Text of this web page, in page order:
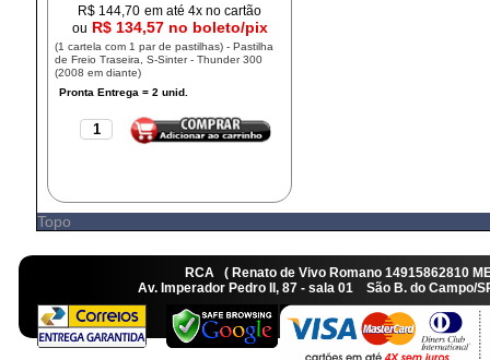
R$ 144,70 em até 4x no cartão
ou R$ 134,57 no boleto/pix
(1 cartela com 1 par de pastilhas) - Pastilha
de Freio Traseira, S-Sinter - Thunder 300
(2008 em diante)
Topo
RCA ( Renato de Vivo Romano
Av. Imperador Pedro II, 87 - sala 01 São B. do